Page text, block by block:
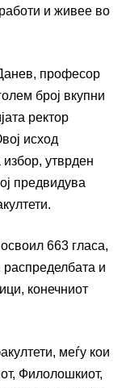
и живее во
професор
број вкупни
ректор
исход
утврден
предвидува
663 гласа,
и
конечниот
меѓу кои
Филолошкиот,